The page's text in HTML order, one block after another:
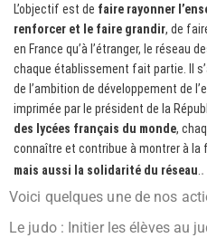
L’objectif est de faire rayonner
renforcer et le faire grandir, de
en France qu’à l’étranger, le réseau
chaque établissement fait partie. Il
de l’ambition de développement de
imprimée par le président de la
des lycées français du monde,
connaître et contribue à montrer à la
mais aussi la solidarité du réseau .
Voici quelques une de nos
Le judo : Initier les élèves au